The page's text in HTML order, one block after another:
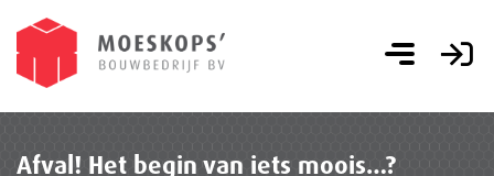
Afval! Het begin van iets moois…?